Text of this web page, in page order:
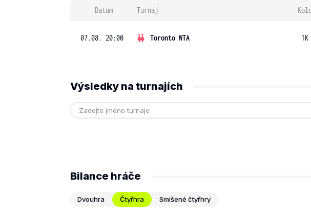
Datum Turnaj
07.08. 20:00 Toronto WTA 1K
Výsledky na turnajích
Bilance hráče
Dvouhra Čtyřhra Smíšené čtyřhry